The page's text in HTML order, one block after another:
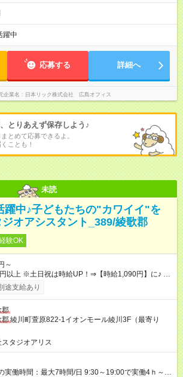
躍中
応募する 詳細へ
企業名 日本リック株式会社 広島オフィス
とりあえず保存しよう♪
とめて応募できるよ。
ことも！
未読
躍中♪子どもたちの"カワイイ"を
オアシスタント_389/綾歌郡
験OK
～
時給1,090円】に♪ ※
り支給（月1万5000円まで） 【時給UPのチャン
いも◎】 頑張りはちゃ～んと時給に反映
トインで 「準社員」に！⇒ 時給30円UP！ 《チャ
資格をGETすると… 年2回の昇格審査クリアで、
GET！⇒ 時給100円以上UPも夢じゃない！ 【急な
い♪前給制度あり】 「今月ピンチかも…」そんな時
働いた分のお給料の一部を、 給料日前に受け取れる
り 試用期間の長さ：
態、給与は本採用時と同じです。
途支給あり
郡
郡綾川町萱原822-1イオンモール綾川3F（最寄り
タジオアリス
実働時間：最大7時間/日 9:30～19:00で実働4ｈ～ ◆